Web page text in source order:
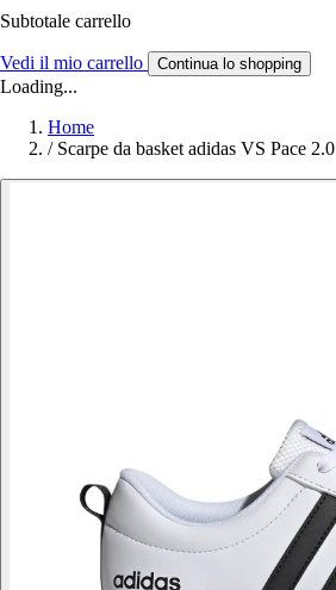
Subtotale carrello
Vedi il mio carrello Continua lo shopping
Loading...
Home
/ Scarpe da basket adidas VS Pace 2.0